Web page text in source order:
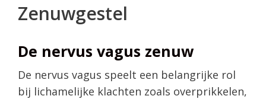
Zenuwgestel
De nervus vagus zenuw
De nervus vagus speelt een belangrijke rol
bij lichamelijke klachten zoals overprikkelen,